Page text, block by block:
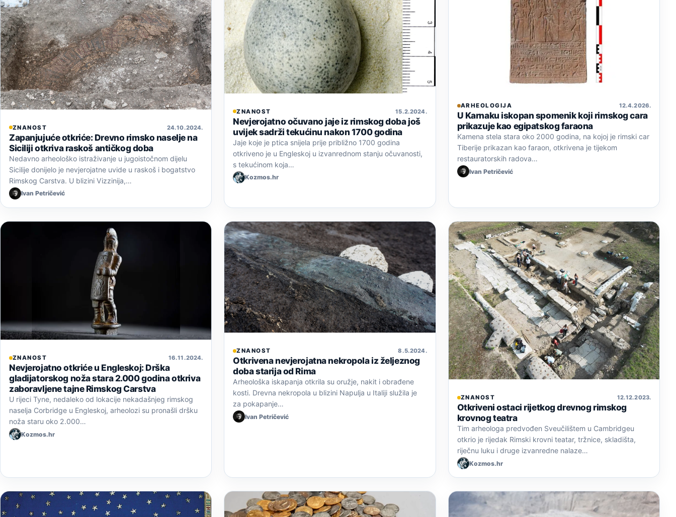
ZNANOST 24. 10. 2024.
Zapanjujuće otkriće: Drevno rimsko naselje na
Siciliji otkriva raskoš antičkog doba
Nedavno arheološko istraživanje u jugoistočnom dijelu
Sicilije donijelo je nevjerojatne uvide u raskoš i bogatstvo
Rimskog Carstva. U blizini Vizzinija,…
Ivan Petričević
ZNANOST 15. 2. 2024.
Nevjerojatno očuvano jaje iz rimskog doba još
uvijek sadrži tekućinu nakon 1700 godina
Jaje koje je ptica snijela prije približno 1700 godina
otkriveno je u Engleskoj u izvanrednom stanju očuvanosti,
s tekućinom koja…
Kozmos.hr
ARHEOLOGIJA 12. 4. 2026.
U Karnaku iskopan spomenik koji rimskog cara
prikazuje kao egipatskog faraona
Kamena stela stara oko 2000 godina, na kojoj je rimski car
Tiberije prikazan kao faraon, otkrivena je tijekom
restauratorskih radova…
Ivan Petričević
ZNANOST 16. 11. 2024.
Nevjerojatno otkriće u Engleskoj: Drška
gladijatorskog noža stara 2.000 godina otkriva
zaboravljene tajne Rimskog Carstva
U rijeci Tyne, nedaleko od lokacije nekadašnjeg rimskog
naselja Corbridge u Engleskoj, arheolozi su pronašli dršku
noža staru oko 2.000…
Kozmos.hr
ZNANOST 8. 5. 2024.
Otkrivena nevjerojatna nekropola iz željeznog
doba starija od Rima
Arheološka iskapanja otkrila su oružje, nakit i obrađene
kosti. Drevna nekropola u blizini Napulja u Italiji služila je
za pokapanje…
Ivan Petričević
ZNANOST 12. 12. 2023.
Otkriveni ostaci rijetkog drevnog rimskog
krovnog teatra
Tim arheologa predvođen Sveučilištem u Cambridgeu
otkrio je rijedak Rimski krovni teatar, tržnice, skladišta,
riječnu luku i druge izvanredne nalaze…
Kozmos.hr